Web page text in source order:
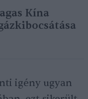
Kína
igény ugyan